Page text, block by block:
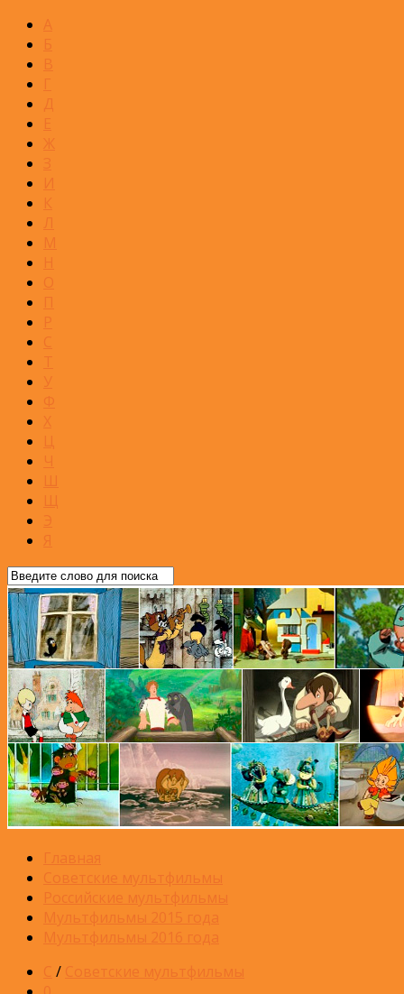
А
Б
В
Г
Д
Е
Ж
З
И
К
Л
М
Н
О
П
Р
С
Т
У
Ф
Х
Ц
Ч
Ш
Щ
Э
Я
Главная
Советские мультфильмы
Российские мультфильмы
Мультфильмы 2015 года
Мультфильмы 2016 года
С / Советские мультфильмы